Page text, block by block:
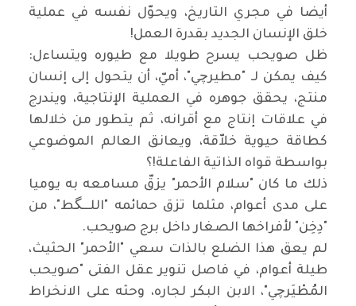
أيضا في مجري التاريخ، ويحوّل نفسه في عملية
خلق الإنسان الجديد بقدرة العمل!
ظل صويحب يسرح طويلا مع طيوره ويتساءل:
كيف يمكن لـ "مطيرچي"، أميّ، أن يتحول إلى إنسان
منتج، يحقق جوهره في العملية الإنتاجية، ويندرج
في علاقات إنتاج مع أقرانه، ثم يتطور من خلالها
كطاقة حيوية خلاّقة، ويعانق العالم الموضوعي
بواسطة قواه الذاتية الفاعلة!؟
ذلك ما كان "سلام الأحمر" يزقّ مسامعه به يوميا
على مدى أعوام، مثلما تزق حمائمه "اللـــگط"، من
"دِخِن" لأفراخها الصغار داخل برج صويحب.
لم يعق هذا الضلع بالذات سعي "الأحمر" الحثيث،
طيلة أعوام، في فاصل تنوير عقل الفتى "صويحب
المُطْيَرچي"، الابن البكر لجاره، وحثه على الانخراط